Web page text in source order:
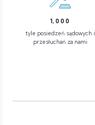
1,000
tyle posiedzeń sądowych i
przesłuchań za nami